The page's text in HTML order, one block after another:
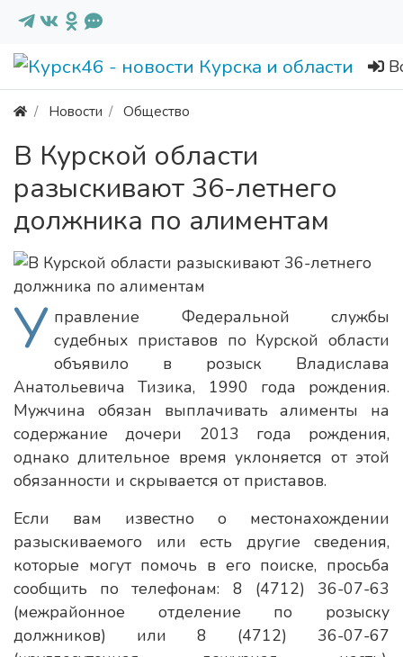
Новости Общество
В Курской области
разыскивают 36-летнего
должника по алиментам
У правление Федеральной службы
судебных приставов по Курской области
объявило в розыск Владислава
Анатольевича Тизика, 1990 года рождения.
Мужчина обязан выплачивать алименты на
содержание дочери 2013 года рождения,
однако длительное время уклоняется от этой
обязанности и скрывается от приставов.
Если вам известно о местонахождении
разыскиваемого или есть другие сведения,
которые могут помочь в его поиске, просьба
сообщить по телефонам: 8 (4712) 36-07-63
(межрайонное отделение по розыску
должников) или 8 (4712) 36-07-67